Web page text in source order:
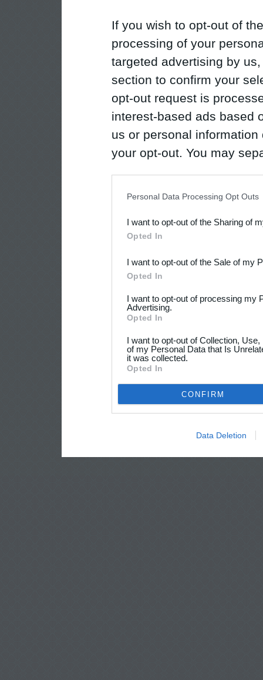
If you wish to opt-out of
processing of your
targeted advertising by
section to confirm your
opt-out request is
interest-based ads based
us or personal
your opt-out. You may
Downstream Participants
third parties.
Personal Data Processing Opt Outs
I want to opt-out of the Sharing of
Opted In
I want to opt-out of the Sale of my
Opted In
I want to opt-out of processing my
Advertising.
Opted In
I want to opt-out of Collection,
of my Personal Data that Is
it was collected.
Opted In
CONFIRM
Data Deletion